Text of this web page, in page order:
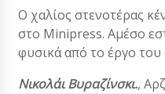
Ο χαλίος στενοτέρας
στο Minipress. Αμέσο
φυσικά από το έργο του
Νικολάι Βυραζίνσκι.,